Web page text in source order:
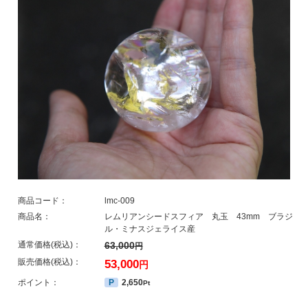
商品コード：
lmc-009
商品名：
レムリアンシードスフィア 丸玉 43mm ブラジ
ル・ミナスジェライス産
通常価格(税込)：
63,000円
販売価格(税込)： 53,000円
ポイント： P 2,650Pt